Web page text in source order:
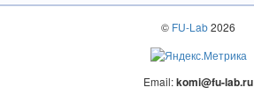
© FU-Lab2026
Email:komi@fu-lab.ru